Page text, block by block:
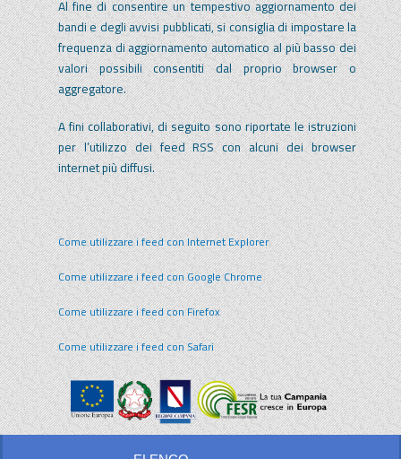
Al fine di consentire un tempestivo aggiornamento dei
bandi e degli avvisi pubblicati, si consiglia di impostare la
frequenza di aggiornamento automatico al più basso dei
valori possibili consentiti dal proprio browser o
aggregatore.
A fini collaborativi, di seguito sono riportate le istruzioni
per l’utilizzo dei feed RSS con alcuni dei browser
internet più diffusi.
Come utilizzare i feed con Internet Explorer
Come utilizzare i feed con Google Chrome
Come utilizzare i feed con Firefox
Come utilizzare i feed con Safari